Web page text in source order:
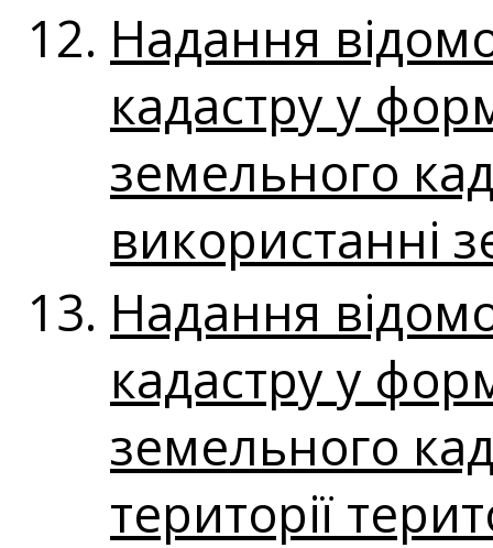
Надання
кадастру у
земельного
використанні
Надання
кадастру у
земельного
території